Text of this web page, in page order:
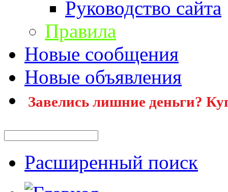
Руководство сайта
Правила
Новые сообщения
Новые объявления
Завелись лишние деньги?
Расширенный поиск